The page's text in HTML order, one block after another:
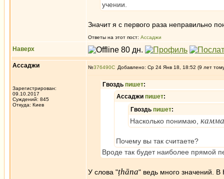
учении.
Значит я с первого раза неправильно
Ответы на этот пост: Ассаджи
Наверх
Ассаджи
Зарегистрирован:
09.10.2017
Суждений: 845
Откуда: Киев
№376490 Добавлено: Ср 24 Янв 18, 18:52 (9 лет
Гвоздь пишет:
Ассаджи пишет:
Гвоздь пишет:
Насколько понимаю,
Почему вы так считаете?
Вроде так будет наиболее прямой
У слова "ṭhāna" ведь много значений. В